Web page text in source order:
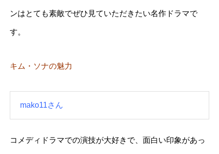
ンはとても素敵でぜひ見ていただきたい名作ドラマで
す。
キム・ソナの魅力
mako11さん
コメディドラマでの演技が大好きで、面白い印象があっ